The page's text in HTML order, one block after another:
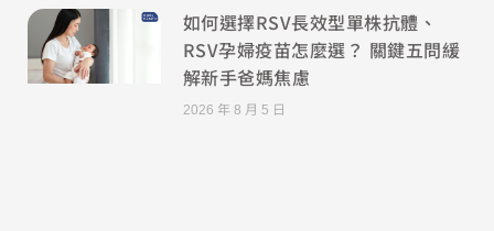
如何選擇RSV長效型單株抗體、
RSV孕婦疫苗怎麼選？ 關鍵五問緩
解新手爸媽焦慮
2026 年 8 月 5 日